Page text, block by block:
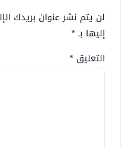
لن يتم نشر عنوان بريدك
إليها بـ*
التعليق *